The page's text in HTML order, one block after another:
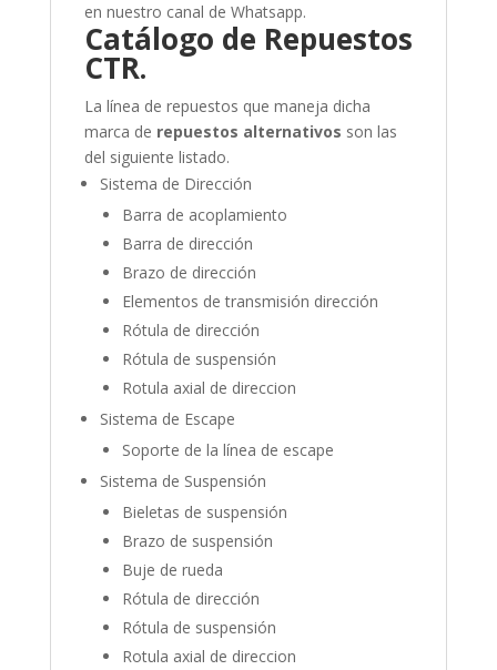
en nuestro canal de Whatsapp.
Catálogo de Repuestos
CTR.
La línea de repuestos que maneja dicha
marca de repuestos alternativos son las
del siguiente listado.
Sistema de Dirección
Barra de acoplamiento
Barra de dirección
Brazo de dirección
Elementos de transmisión dirección
Rótula de dirección
Rótula de suspensión
Rotula axial de direccion
Sistema de Escape
Soporte de la línea de escape
Sistema de Suspensión
Bieletas de suspensión
Brazo de suspensión
Buje de rueda
Rótula de dirección
Rótula de suspensión
Rotula axial de direccion